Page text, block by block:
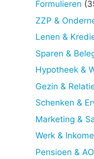
Formulieren
ZZP &
Lenen &
Sparen &
Hypotheek &
Gezin &
Schenken &
Marketing &
Werk &
Pensioen &